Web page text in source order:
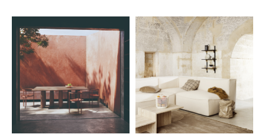
#ISSUE265
#테이블